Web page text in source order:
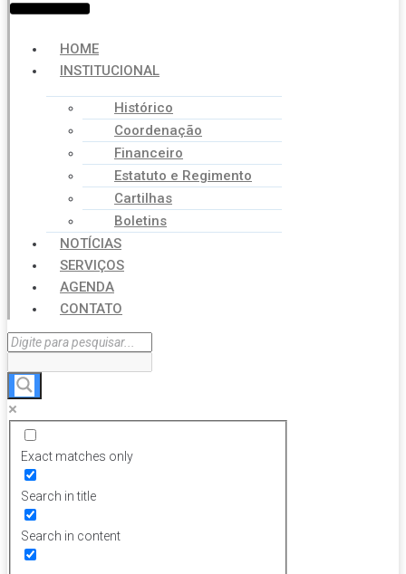
HOME
INSTITUCIONAL
Histórico
Coordenação
Financeiro
Estatuto e Regimento
Cartilhas
Boletins
NOTÍCIAS
SERVIÇOS
AGENDA
CONTATO
Exact matches only
Search in title
Search in content